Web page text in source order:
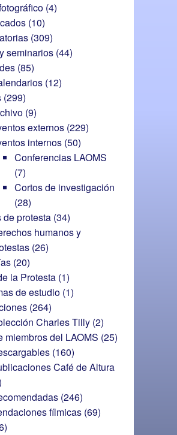
(4)
(10)
(309)
seminarios (44)
(85)
(12)
(299)
(9)
externos (229)
internos (50)
Conferencias LAOMS
(7)
Cortos de investigación
(28)
de protesta (34)
humanos y
(26)
(20)
la Protesta (1)
de estudio (1)
(264)
Charles Tilly (2)
miembros del LAOMS (25)
(160)
Café de Altura
(246)
fílmicas (69)